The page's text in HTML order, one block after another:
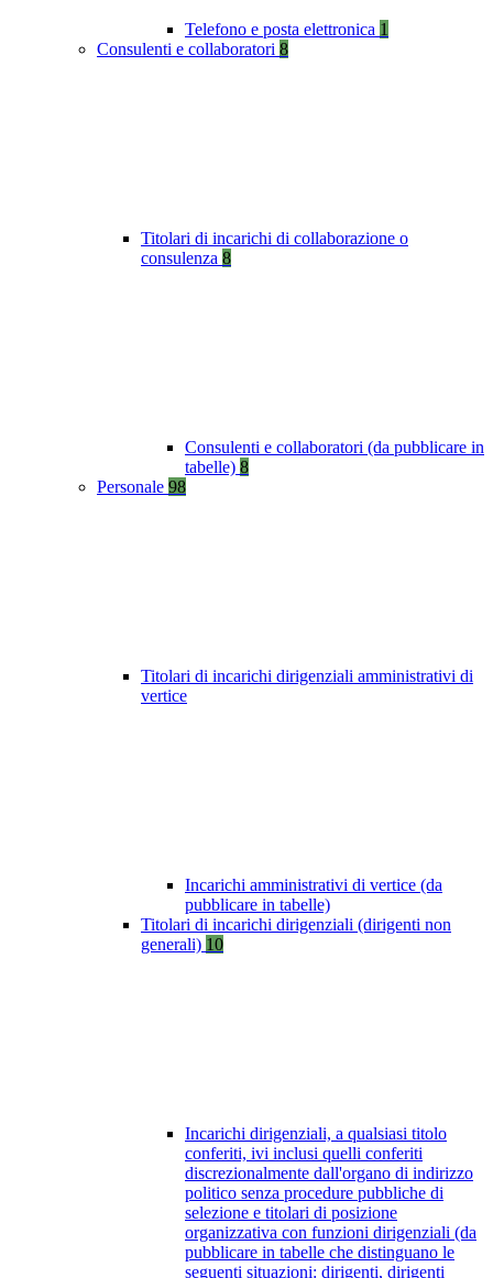
Telefono e posta elettronica 1
Consulenti e collaboratori 8
Titolari di incarichi di collaborazione o
consulenza 8
Consulenti e collaboratori (da pubblicare in
tabelle) 8
Personale 98
Titolari di incarichi dirigenziali amministrativi di
vertice
Incarichi amministrativi di vertice (da
pubblicare in tabelle)
Titolari di incarichi dirigenziali (dirigenti non
generali) 10
Incarichi dirigenziali, a qualsiasi titolo
conferiti, ivi inclusi quelli conferiti
discrezionalmente dall'organo di indirizzo
politico senza procedure pubbliche di
selezione e titolari di posizione
organizzativa con funzioni dirigenziali (da
pubblicare in tabelle che distinguano le
seguenti situazioni: dirigenti, dirigenti